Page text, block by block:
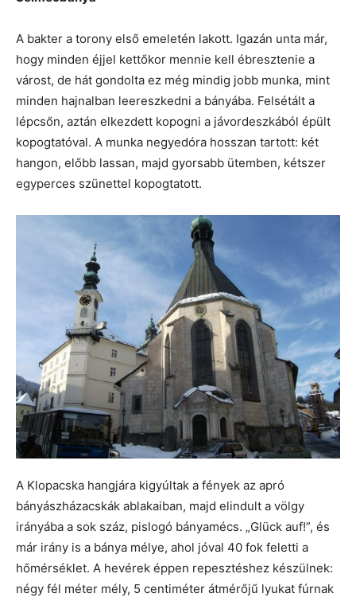
A bakter a torony első emeletén lakott. Igazán unta már,
hogy minden éjjel kettőkor mennie kell ébresztenie a
várost, de hát gondolta ez még mindig jobb munka, mint
minden hajnalban leereszkedni a bányába. Felsétált a
lépcsőn, aztán elkezdett kopogni a jávordeszkából épült
kopogtatóval. A munka negyedóra hosszan tartott: két
hangon, előbb lassan, majd gyorsabb ütemben, kétszer
egyperces szünettel kopogtatott.
A Klopacska hangjára kigyúltak a fények az apró
bányászházacskák ablakaiban, majd elindult a völgy
irányába a sok száz, pislogó bányamécs. „Glück auf!”, és
már irány is a bánya mélye, ahol jóval 40 fok feletti a
hőmérséklet. A hevérek éppen repesztéshez készülnek:
négy fél méter mély, 5 centiméter átmérőjű lyukat fúrnak